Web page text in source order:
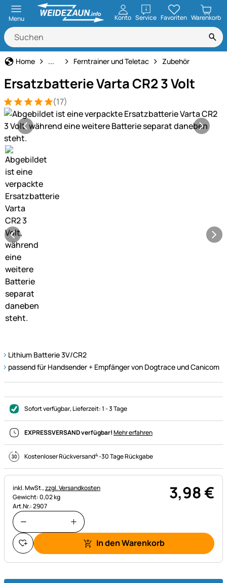
Menu Konto ServiceöffnenFavoriten Warenkorb
Home Hundeerziehung & Ferntrainer
... Ferntrainer und Teletac Zubehör
Ersatzbatterie Varta CR2 3 Volt
Bewertung: 5 von 5 (17 Bewertungen)
17 Bewertungen
(17)
Produktgalerie
Lithium Batterie 3V/CR2
passend für Handsender + Empfänger von Dogtrace und Canicom
Sofort verfügbar, Lieferzeit:1 - 3 Tage
EXPRESSVERSAND verfügbar!Mehr erfahren
Kostenloser Rückversand4-30 Tage Rückgabe
Steuerhinweis:
inkl. MwSt.,zzgl. Versandkosten
Gewicht: 0,02 kg
Art.Nr.: 2907
3,98€
In den Warenkorb